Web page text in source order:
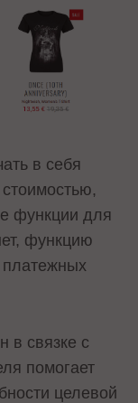
в себя
функции для
функцию
платежных
в связке с
помогает
целевой